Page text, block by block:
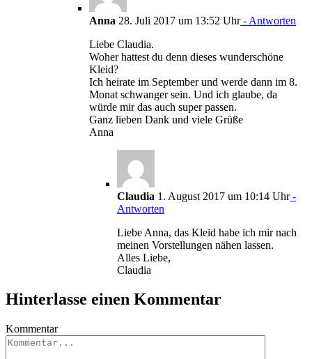
Anna 28. Juli 2017 um 13:52 Uhr- Antworten
Liebe Claudia.
Woher hattest du denn dieses wunderschöne
Kleid?
Ich heirate im September und werde dann im 8.
Monat schwanger sein. Und ich glaube, da
würde mir das auch super passen.
Ganz lieben Dank und viele Grüße
Anna
Claudia 1. August 2017 um 10:14 Uhr-
Antworten
Liebe Anna, das Kleid habe ich mir nach
meinen Vorstellungen nähen lassen.
Alles Liebe,
Claudia
Hinterlasse einen Kommentar
Kommentar